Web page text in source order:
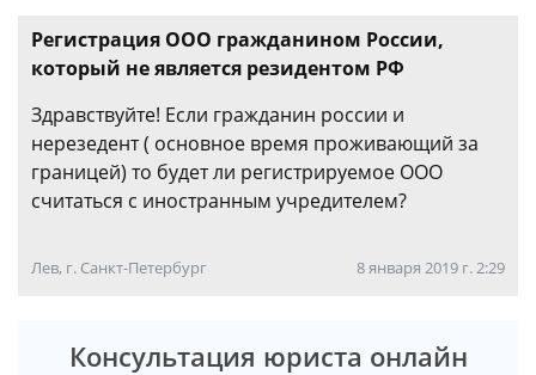
Регистрация ООО гражданином России,
который не является резидентом РФ
Здравствуйте! Если гражданин россии и
нерезедент ( основное время проживающий за
границей) то будет ли регистрируемое ООО
считаться с иностранным учредителем?
Лев, г. Санкт-Петербург 8 января 2019 г. 2:29
Консультация юриста онлайн